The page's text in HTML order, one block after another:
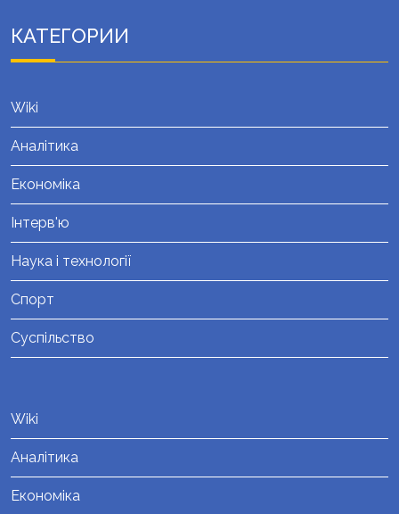
КАТЕГОРИИ
Wiki
Аналітика
Економіка
Інтерв'ю
Наука і технології
Спорт
Суспільство
Wiki
Аналітика
Економіка